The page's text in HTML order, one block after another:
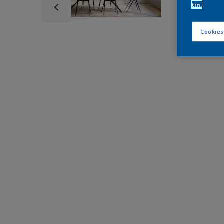
tin.